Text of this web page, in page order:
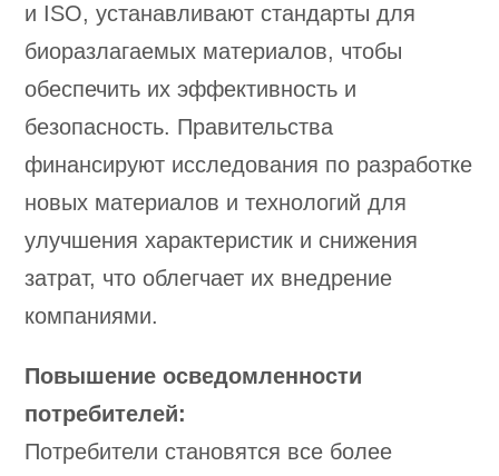
и ISO, устанавливают стандарты для
биоразлагаемых материалов, чтобы
обеспечить их эффективность и
безопасность. Правительства
финансируют исследования по разработке
новых материалов и технологий для
улучшения характеристик и снижения
затрат, что облегчает их внедрение
компаниями.
Повышение осведомленности
потребителей:
Потребители становятся все более